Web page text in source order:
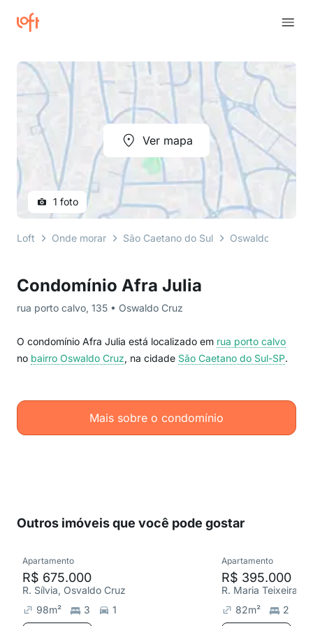
Condomínio Afra Julia
rua porto calvo, 135 • Oswaldo Cruz
O condomínio Afra Julia está localizado em rua porto calvo
no bairro Oswaldo Cruz, na cidade São Caetano do Sul-SP.
Mais sobre o condomínio
Ver mapa
1 foto
Loft Onde morar São Caetano do Sul Oswaldo Cruz
Outros imóveis que você pode gostar
Apartamento
R$ 675.000
R. Sílvia, Osvaldo Cruz
98m² 3
1
Apartamento
R$ 395.000
82m² 2